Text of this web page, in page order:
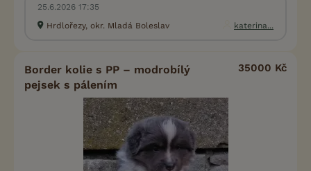
25.6.2026 17:35
Hrdlořezy, okr. Mladá Boleslav
katerina...
Border kolie s PP – modrobílý
pejsek s pálením
35000 Kč